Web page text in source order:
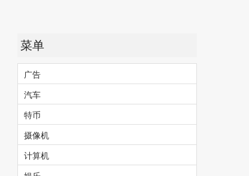
菜单
广告
汽车
特币
摄像机
计算机